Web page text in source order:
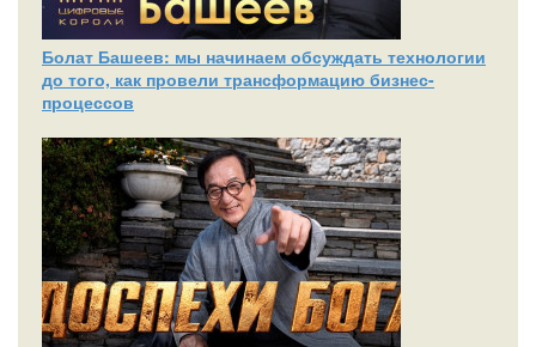
Болат Башеев: мы начинаем обсуждать технологии
до того, как провели трансформацию бизнес-
процессов